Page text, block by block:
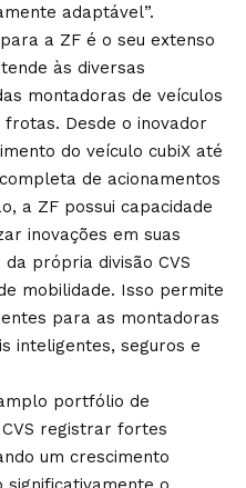
adaptável”.
a ZF é o seu extenso
às diversas
montadoras de veículos
Desde o inovador
do veículo cubiX até
de acionamentos
a ZF possui capacidade
inovações em suas
própria divisão CVS
mobilidade. Isso permite
para as montadoras
inteligentes, seguros e
portfólio de
registrar fortes
um crescimento